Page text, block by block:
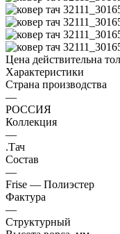
Цена действительна
Характеристики
Страна производства
—
РОССИЯ
Коллекция
—
.Тач
Состав
—
Frise — Полиэстер
Фактура
—
Структурный